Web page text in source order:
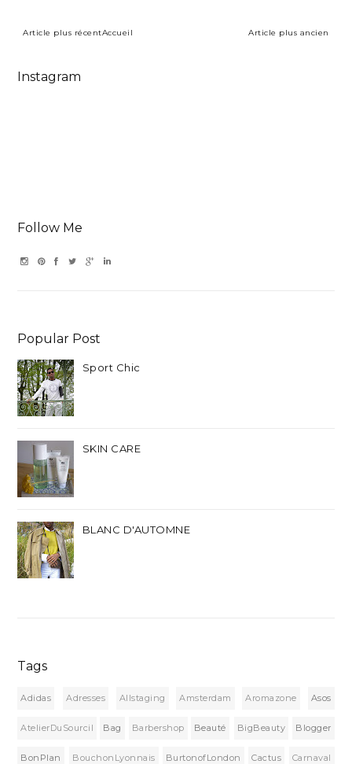
Article plus récent Article plus ancien
Accueil
Instagram
Follow Me
Popular Post
Sport Chic
SKIN CARE
BLANC D'AUTOMNE
Tags
Adidas Adresses Allstaging Amsterdam Aromazone Asos
AtelierDuSourcil Bag Barbershop Beauté BigBeauty Blogger
BonPlan BouchonLyonnais BurtonofLondon Cactus Carnaval